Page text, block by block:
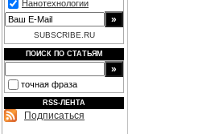
Нанотехнологии
SUBSCRIBE.RU
ПОИСК ПО СТАТЬЯМ
точная фраза
RSS-ЛЕНТА
Подписаться